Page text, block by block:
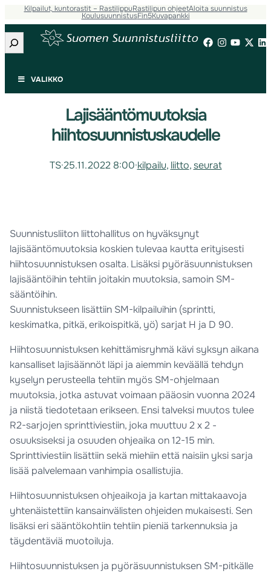
Kilpailut, kuntorastit – RastilippuRastilipun ohjeetAloita suunnistus
KoulusuunnistusFin5Kuvapankki
Etsi
VALIKKO
Lajisääntömuutoksia
hiihtosuunnistuskaudelle
TS·25.11.2022 8:00·kilpailu, liitto, seurat
Suunnistusliiton liittohallitus on hyväksynyt
lajisääntömuutoksia koskien tulevaa kautta erityisesti
hiihtosuunnistuksen osalta. Lisäksi pyöräsuunnistuksen
lajisääntöihin tehtiin joitakin muutoksia, samoin SM-
sääntöihin.
Suunnistukseen lisättiin SM-kilpailuihin (sprintti,
keskimatka, pitkä, erikoispitkä, yö) sarjat H ja D 90.
Hiihtosuunnistuksen kehittämisryhmä kävi syksyn aikana
kansalliset lajisäännöt läpi ja aiemmin keväällä tehdyn
kyselyn perusteella tehtiin myös SM-ohjelmaan
muutoksia, jotka astuvat voimaan pääosin vuonna 2024
ja niistä tiedotetaan erikseen. Ensi talveksi muutos tulee
R2-sarjojen sprinttiviestiin, joka muuttuu 2 x 2 -
osuuksiseksi ja osuuden ohjeaika on 12-15 min.
Sprinttiviestiin lisättiin sekä miehiin että naisiin yksi sarja
lisää palvelemaan vanhimpia osallistujia.
Hiihtosuunnistuksen ohjeaikoja ja kartan mittakaavoja
yhtenäistettiin kansainvälisten ohjeiden mukaisesti. Sen
lisäksi eri sääntökohtiin tehtiin pieniä tarkennuksia ja
täydentäviä muotoiluja.
Hiihtosuunnistuksen ja pyöräsuunnistuksen SM-pitkälle